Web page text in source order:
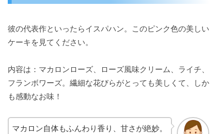
彼の代表作といったらイスパハン。このピンク色の美しい
ケーキを見てください。
内容は：マカロンローズ、ローズ風味クリーム、ライチ、
フランボワーズ。繊細な花びらがとっても美しくて、しか
も感動なお味！
マカロン自体もふんわり香り、甘さが絶妙。